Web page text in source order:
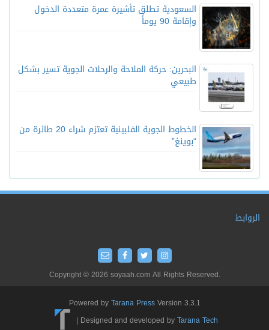
السعودية تطلق تأشيرة عمرة متعددة الدخول
وإقامة 90 يوماً
البحرين: حركة الملاحة والرحلات الجوية تسير بشكل
طبيعي
الخطوط الجوية الفلبينية تعتزم شراء 20 طائرة من
“بوينغ”
الروابط
Copyright © 2026 soyaah.com All Rights Reserved.
Powered byTarana PressVersion 3.3.1
Designed and developed byTarana Tech
|